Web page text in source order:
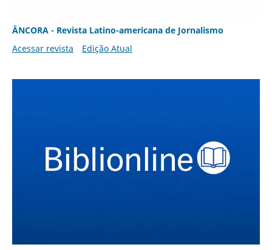
ÂNCORA - Revista Latino-americana de Jornalismo
Acessar revista
Edição Atual